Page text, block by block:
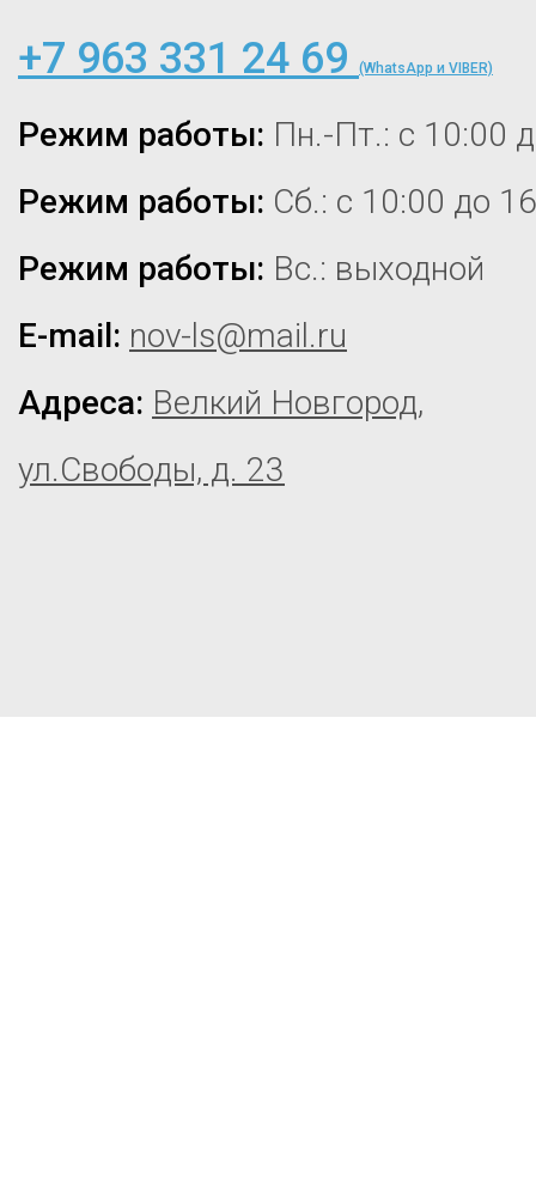
+7 963 331 24 69
(WhatsApp и VIBER)
Режим работы: Пн.-Пт.: с 10:00
Режим работы: Сб.: с 10:00 до
Режим работы: Вс.: выходной
E-mail: nov-ls@mail.ru
Адреса: Велкий Новгород,
ул.Свободы, д. 23